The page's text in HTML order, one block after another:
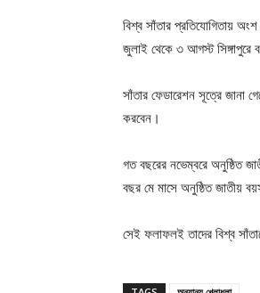
বিশ্ব সাঁতার প্রতিযোগিতায়
জুলাই থেকে ৩ আগস্ট সিঙ্গাপুরে
সাঁতার ফেডারেশন সূত্রে জানা
করবেন।
গত বছরের নভেম্বরে অনুষ্ঠিত
বছর মে মাসে অনুষ্ঠিত জাতীয়
সেই ফলাফলই তাদের বিশ্ব